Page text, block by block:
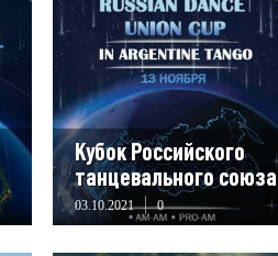
Кубок Российского
танцевального союза
03.10.2021 0